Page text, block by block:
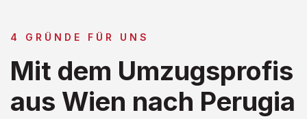
4 GRÜNDE FÜR UNS
Mit dem Umzugsprofis
aus Wien nach Perugia